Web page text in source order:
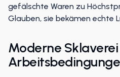
gefälschte Waren zu
Glauben, sie bekämen echte
Moderne